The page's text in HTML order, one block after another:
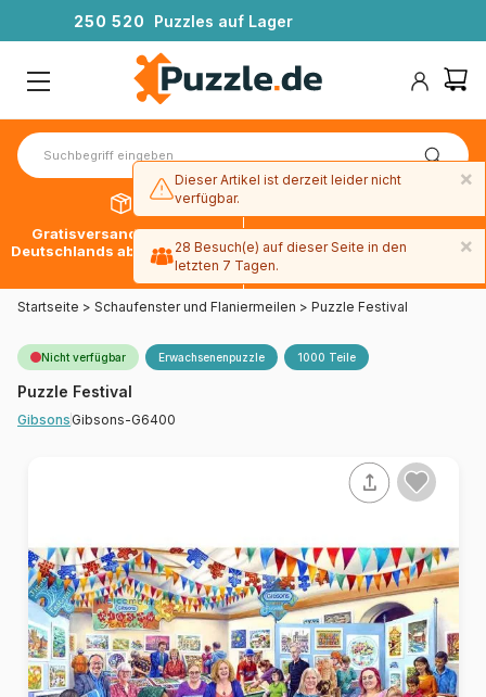
250 520 Puzzles auf Lager
Gratisversand innerhalb
Deutschlands ab 49 € mit DPD
30 Tage später bezahlen
mit Paypal
Startseite > Schaufenster und Flaniermeilen > Puzzle Festival
Nicht verfügbar Erwachsenenpuzzle 1000 Teile
Puzzle Festival
Gibsons Gibsons-G6400
×
Dieser Artikel ist derzeit leider nicht
verfügbar.
×
28 Besuch(e) auf dieser Seite in den
letzten 7 Tagen.